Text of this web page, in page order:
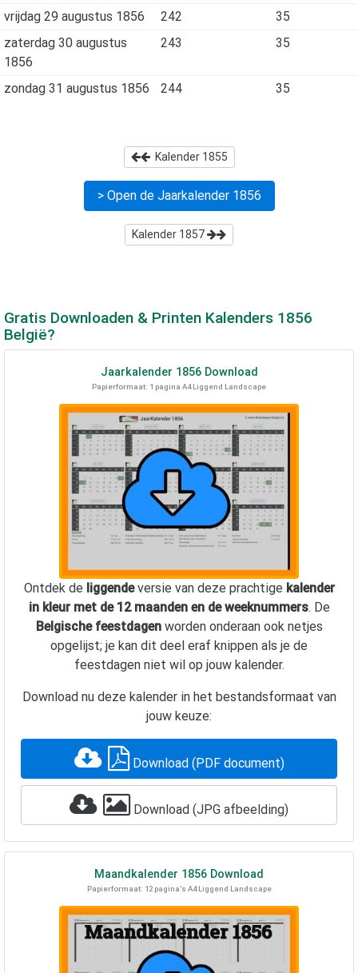
vrijdag 29 augustus 1856 242
35
zaterdag 30 augustus
1856
243 35
zondag 31 augustus 1856 244 35
Kalender 1855
> Open de Jaarkalender 1856
Kalender 1857
Gratis Downloaden & Printen Kalenders 1856
België?
Jaarkalender 1856Download
Papierformaat: 1 pagina A4 Liggend Landscape
Ontdek de liggendeversie van deze prachtige kalender
in kleur met de 12 maanden en de weeknummers. De
Belgische feestdagenworden onderaan ook netjes
opgelijst; je kan dit deel eraf knippen als je de
feestdagen niet wil op jouw kalender.
Download nu deze kalender in het bestandsformaat van
jouw keuze:
Download (PDF document)
Download (JPG afbeelding)
Maandkalender 1856 Download
Papierformaat: 12 pagina's A4 Liggend Landscape